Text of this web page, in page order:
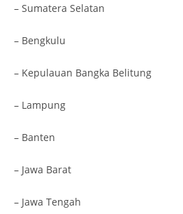
– Sumatera Selatan
– Bengkulu
– Kepulauan Bangka Belitung
– Lampung
– Banten
– Jawa Barat
– Jawa Tengah